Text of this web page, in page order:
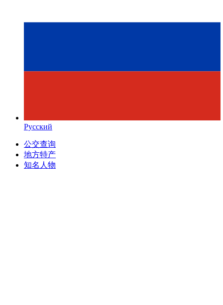
Русский
公交查询
地方特产
知名人物